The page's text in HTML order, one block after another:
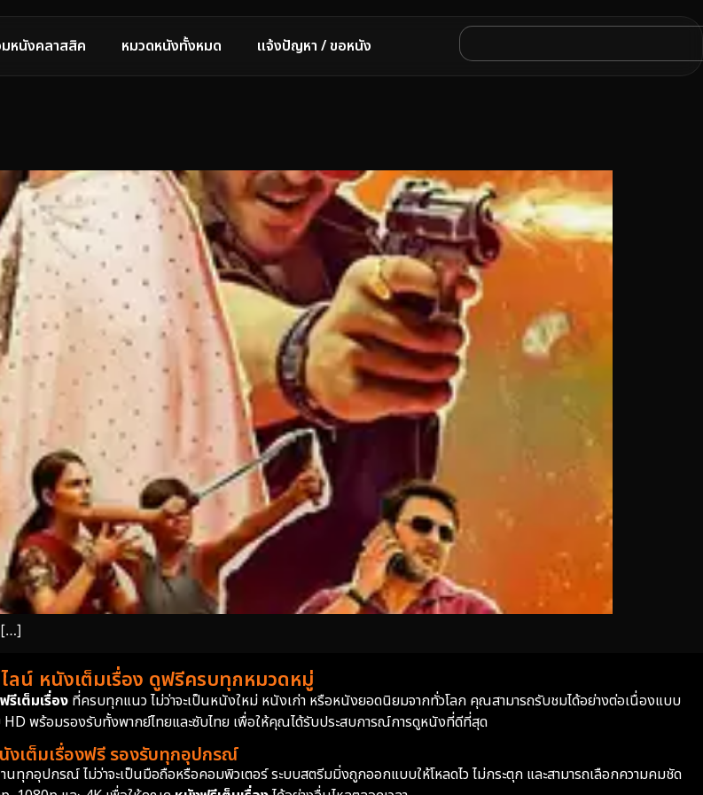
มหนังคลาสสิค หมวดหนังทั้งหมด แจ้งปัญหา / ขอหนัง
[…]
ลน์ หนังเต็มเรื่อง ดูฟรีครบทุกหมวดหมู่
รีเต็มเรื่องที่ครบทุกแนว ไม่ว่าจะเป็นหนังใหม่ หนังเก่า หรือหนังยอดนิยมจากทั่วโลก คุณสามารถรับชมได้อย่างต่อเนื่องแบบ
พร้อมรองรับทั้งพากย์ไทยและซับไทย เพื่อให้คุณได้รับประสบการณ์การดูหนังที่ดีที่สุด
งเต็มเรื่องฟรี รองรับทุกอุปกรณ์
นทุกอุปกรณ์ ไม่ว่าจะเป็นมือถือหรือคอมพิวเตอร์ ระบบสตรีมมิ่งถูกออกแบบให้โหลดไว ไม่กระตุก และสามารถเลือกความคมชัด